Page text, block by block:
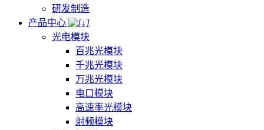
研发制造
产品中心
光电模块
百兆光模块
千兆光模块
万兆光模块
电口模块
高速率光模块
射频模块